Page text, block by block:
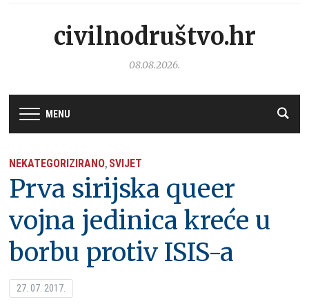
civilnodruštvo.hr
08.08.2026.
MENU
NEKATEGORIZIRANO, SVIJET
Prva sirijska queer
vojna jedinica kreće u
borbu protiv ISIS-a
27. 07. 2017.